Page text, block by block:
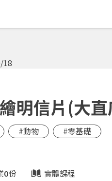
明信片(大
#動物 #零基礎
0份 實體課程